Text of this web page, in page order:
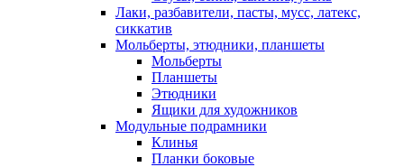
Лаки, разбавители, пасты, мусс, латекс,
сиккатив
Мольберты, этюдники, планшеты
Мольберты
Планшеты
Этюдники
Ящики для художников
Модульные подрамники
Клинья
Планки боковые